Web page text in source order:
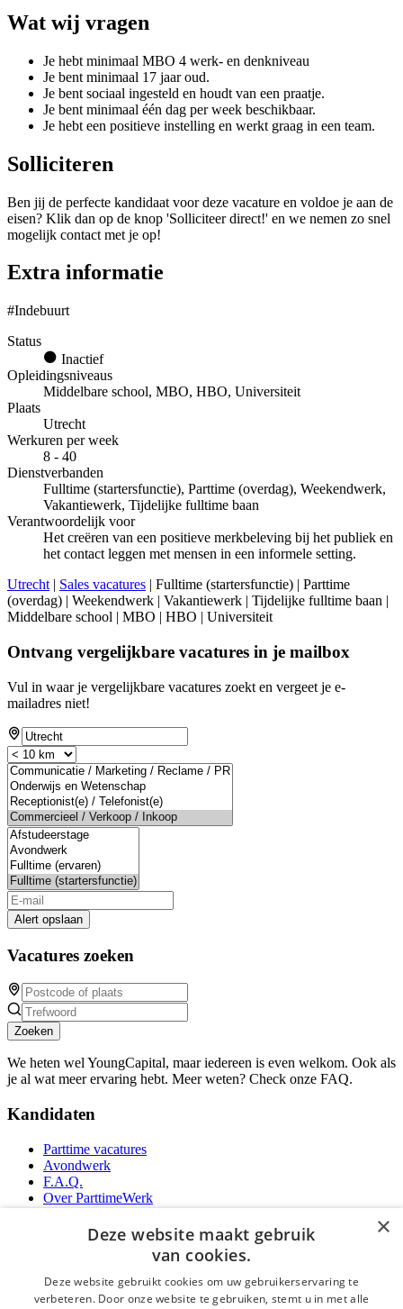
Wat wij vragen
Je hebt minimaal MBO 4 werk- en denkniveau
Je bent minimaal 17 jaar oud.
Je bent sociaal ingesteld en houdt van een praatje.
Je bent minimaal één dag per week beschikbaar.
Je hebt een positieve instelling en werkt graag in een team.
Solliciteren
Ben jij de perfecte kandidaat voor deze vacature en voldoe je aan de
eisen? Klik dan op de knop 'Solliciteer direct!' en we nemen zo snel
mogelijk contact met je op!
Extra informatie
#Indebuurt
Status
Inactief
Opleidingsniveaus
Middelbare school, MBO, HBO, Universiteit
Plaats
Utrecht
Werkuren per week
8 - 40
Dienstverbanden
Fulltime (startersfunctie), Parttime (overdag), Weekendwerk,
Vakantiewerk, Tijdelijke fulltime baan
Verantwoordelijk voor
Het creëren van een positieve merkbeleving bij het publiek en
het contact leggen met mensen in een informele setting.
Utrecht | Sales vacatures | Fulltime (startersfunctie) | Parttime
(overdag) | Weekendwerk | Vakantiewerk | Tijdelijke fulltime baan |
Middelbare school | MBO | HBO | Universiteit
Ontvang vergelijkbare vacatures in je mailbox
Vul in waar je vergelijkbare vacatures zoekt en vergeet je e-
mailadres niet!
Alert opslaan
Vacatures zoeken
Zoeken
We heten wel YoungCapital, maar iedereen is even welkom. Ook als
je al wat meer ervaring hebt. Meer weten? Check onze FAQ.
Kandidaten
Parttime vacatures
Avondwerk
F.A.Q.
Over ParttimeWerk
YoungCapital Android App
Parttime personeel
×
Deze website maakt gebruik
van cookies.
Deze website gebruikt cookies om uw gebruikerservaring te
verbeteren. Door onze website te gebruiken, stemt u in met alle